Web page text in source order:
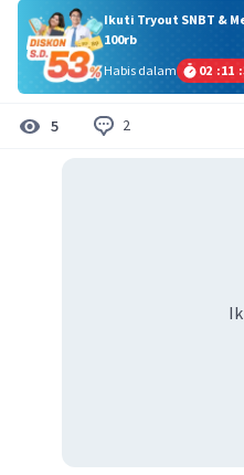
Ikuti Tryout SNBT &
100rb
Habis dalam
02 :11 :
5 2